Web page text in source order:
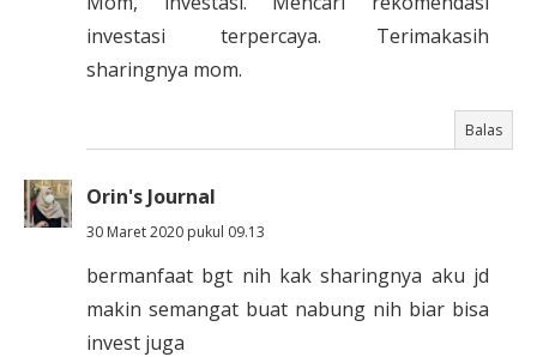
investasi terpercaya. Terimakasih
sharingnya mom.
Balas
Orin's Journal
30 Maret 2020 pukul 09.13
bermanfaat bgt nih kak sharingnya aku jd
makin semangat buat nabung nih biar bisa
invest juga